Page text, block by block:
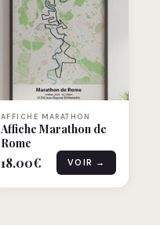
AFFICHE MARATHON
Affiche Marathon de
Rome
18.00€ VOIR →